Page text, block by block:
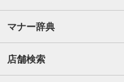
マナー辞典
店舗検索